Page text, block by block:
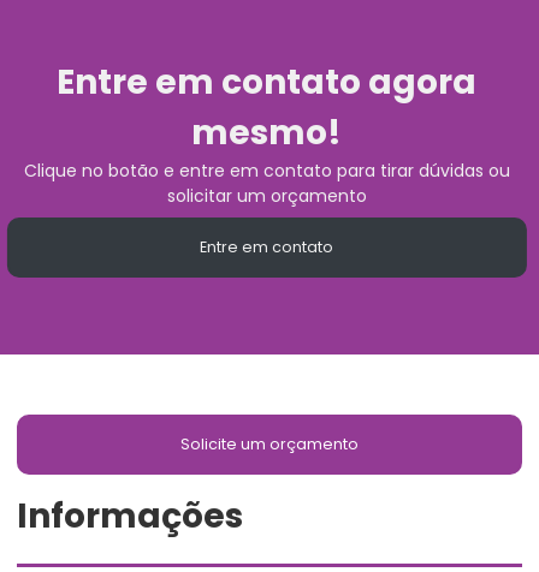
Entre em contato agora
mesmo!
Clique no botão e entre em contato para tirar dúvidas ou
solicitar um orçamento
Entre em contato
Solicite um orçamento
Informações